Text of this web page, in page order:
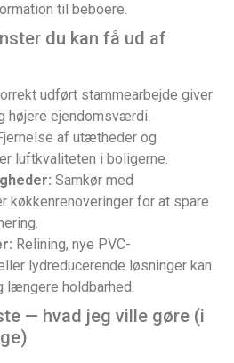
til beboere.
du kan få ud af
udført stammearbejde giver
højere ejendomsværdi.
af utætheder og
luftkvaliteten i boligerne.
Samkør med
køkkenrenoveringer for at spare
Relining, nye PVC-
lydreducerende løsninger kan
holdbarhed.
— hvad jeg ville gøre (i